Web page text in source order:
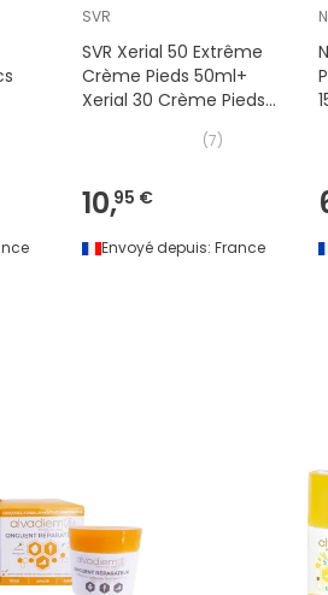
SVR
SVR Xerial 50 Extrême
Crème Pieds 50ml+
Xerial 30 Crème Pieds
(7)
10,95 €
Envoyé depuis: France